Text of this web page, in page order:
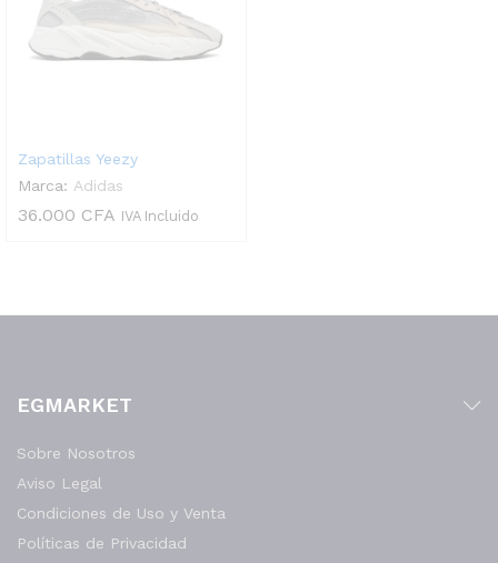
Zapatillas Yeezy
Marca: Adidas
36.000 CFA IVA Incluido
EGMARKET
Sobre Nosotros
Aviso Legal
Condiciones de Uso y Venta
Políticas de Privacidad